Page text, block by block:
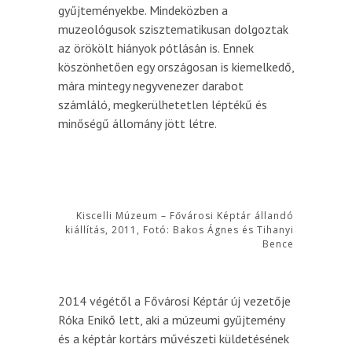
gyűjteményekbe. Mindeközben a
muzeológusok szisztematikusan dolgoztak
az örökölt hiányok pótlásán is. Ennek
köszönhetően egy országosan is kiemelkedő,
mára mintegy negyvenezer darabot
számláló, megkerülhetetlen léptékű és
minőségű állomány jött létre.
Kiscelli Múzeum – Fővárosi Képtár állandó
kiállítás, 2011, Fotó: Bakos Ágnes és Tihanyi
Bence
2014 végétől a Fővárosi Képtár új vezetője
Róka Enikő lett, aki a múzeumi gyűjtemény
és a képtár kortárs művészeti küldetésének